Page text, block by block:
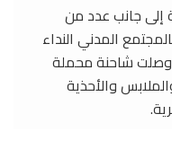
إلى جانب عدد من
المدني النداء
وصلت شاحنة محملة
والأحذية